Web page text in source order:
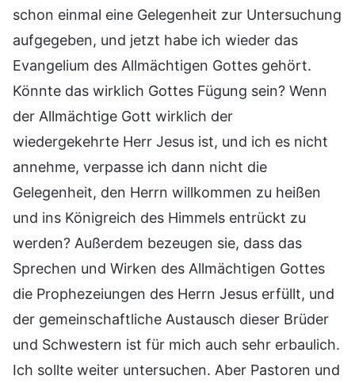
schon einmal eine Gelegenheit zur Untersuchung
aufgegeben, und jetzt habe ich wieder das
Evangelium des Allmächtigen Gottes gehört.
Könnte das wirklich Gottes Fügung sein? Wenn
der Allmächtige Gott wirklich der
wiedergekehrte Herr Jesus ist, und ich es nicht
annehme, verpasse ich dann nicht die
Gelegenheit, den Herrn willkommen zu heißen
und ins Königreich des Himmels entrückt zu
werden? Außerdem bezeugen sie, dass das
Sprechen und Wirken des Allmächtigen Gottes
die Prophezeiungen des Herrn Jesus erfüllt, und
der gemeinschaftliche Austausch dieser Brüder
und Schwestern ist für mich auch sehr erbaulich.
Ich sollte weiter untersuchen. Aber Pastoren und